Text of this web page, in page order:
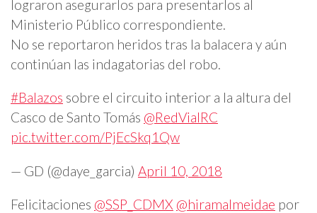
lograron asegurarlos para presentarlos al
Ministerio Público correspondiente.
No se reportaron heridos tras la balacera y aún
continúan las indagatorias del robo.
#Balazos sobre el circuito interior a la altura del
Casco de Santo Tomás @RedVialRC
pic.twitter.com/PjEcSkq1Qw
— GD (@daye_garcia) April 10, 2018
Felicitaciones @SSP_CDMX @hiramalmeidae por